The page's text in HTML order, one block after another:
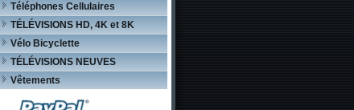
Téléphones Cellulaires
TÉLÉVISIONS HD, 4K et 8K
Vélo Bicyclette
TÉLÉVISIONS NEUVES
Vêtements